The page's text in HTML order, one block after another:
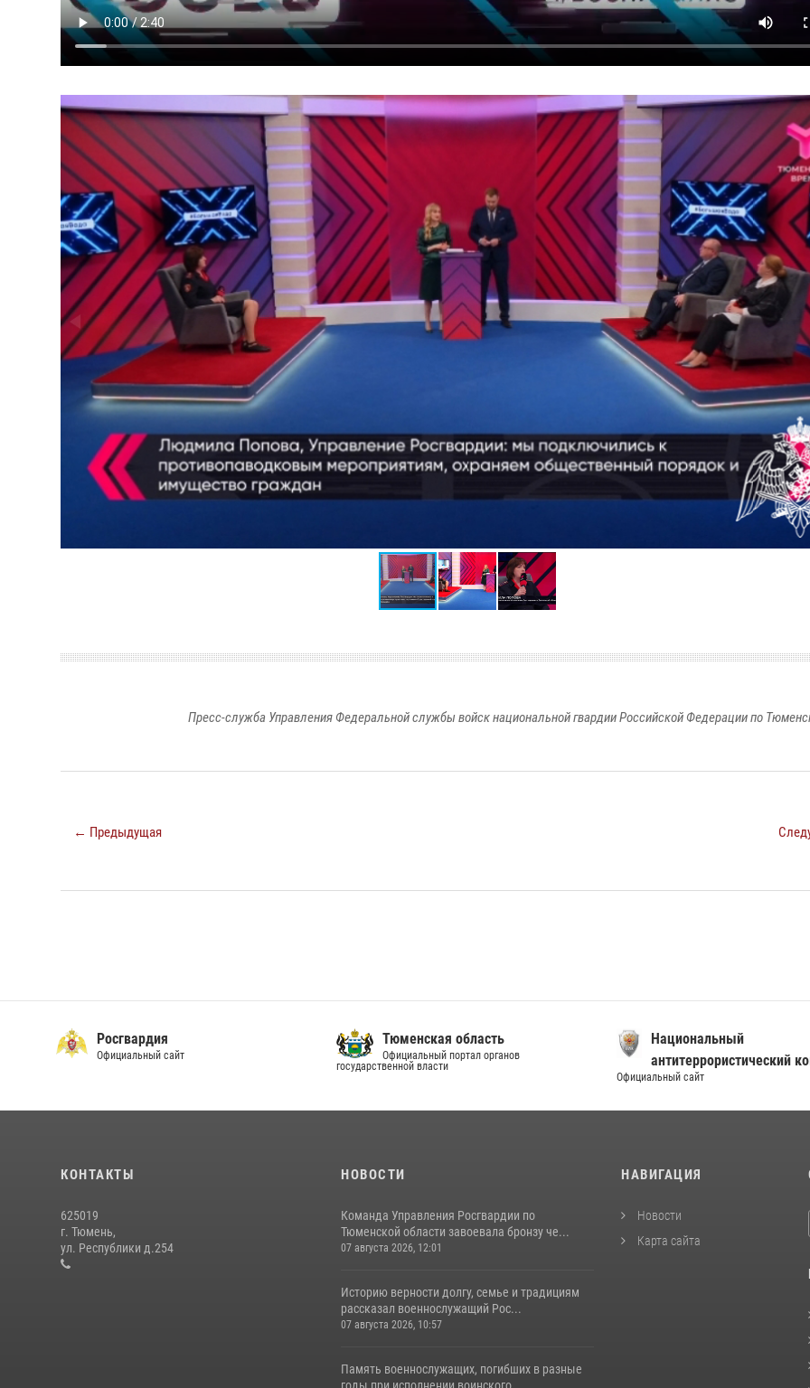
Пресс-служба Управления Федеральной службы войск национальной гвардии Российской Федерации по
← Предыдущая
Росгвардия
Официальный сайт
Тюменская область
Официальный портал органов
государственной власти
Национальный
антитеррористический
Официальный сайт
КОНТАКТЫ
625019
г. Тюмень,
ул. Республики д.254
НОВОСТИ
Команда Управления Росгвардии по
Тюменской области завоевала бронзу че...
07 августа 2026, 12:01
Историю верности долгу, семье и традициям
рассказал военнослужащий Рос...
07 августа 2026, 10:57
Память военнослужащих, погибших в разные
НАВИГАЦИЯ
Новости
Карта сайта